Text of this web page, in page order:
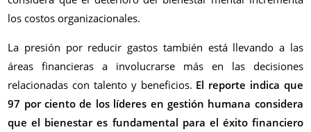
los costos organizacionales.
La presión por reducir gastos también está llevando a las
áreas financieras a involucrarse más en las decisiones
relacionadas con talento y beneficios. El reporte indica que
97 por ciento de los líderes en gestión humana considera
que el bienestar es fundamental para el éxito financiero